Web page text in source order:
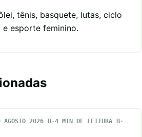
tênis, basquete, lutas, ciclo
esporte feminino.
AGOSTO 2026
4 MIN DE LEITURA